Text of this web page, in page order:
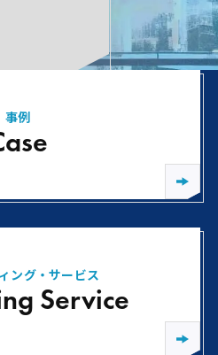
事例
ング・サービス
Service